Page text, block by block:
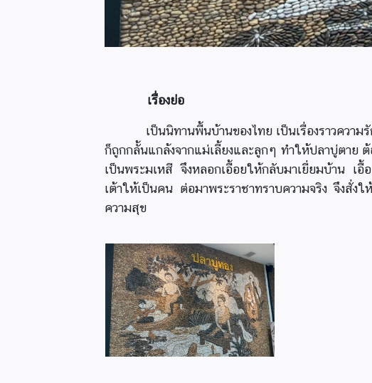
เรื่องย่อ
เป็นนิทานพื้นบ้านของไทย เป็นเรื่องราวควา
ก็ถูกกลั้นแกล้งจากแม่เลี้ยงและลูกๆ ทำให้ปลาบู่ตาย
เป็นพระมเหสี จึงหลอกเอื้อยให้กลับมาเยี่ยมบ้าน เอื้
เต้าให้เป็นคน ต่อมาพระราชาทราบความจริง จึงสั่
ความสุข